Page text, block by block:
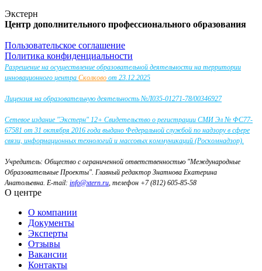
Экстерн
Центр дополнительного профессионального образования
Пользовательское соглашение
Политика конфиденциальности
Разрешение на осуществление образовательной деятельности на территории
инновационного центра Сколково от 23.12.2025
Лицензия на образовательную деятельность №Л035-01271-78/00346927
Сетевое издание "Экстерн" 12+ Свидетельство о регистрации СМИ Эл № ФС77-
67581 от 31 октября 2016 года выдано Федеральной службой по надзору в сфере
связи, информационных технологий и массовых коммуникаций (Роскомнадзор).
Учредитель: Общество с ограниченной ответственностью "Международные
Образовательные Проекты". Главный редактор Знатнова Екатерина
Анатольевна. E-mail: info@xtern.ru, телефон +7 (812) 605-85-58
О центре
О компании
Документы
Эксперты
Отзывы
Вакансии
Контакты